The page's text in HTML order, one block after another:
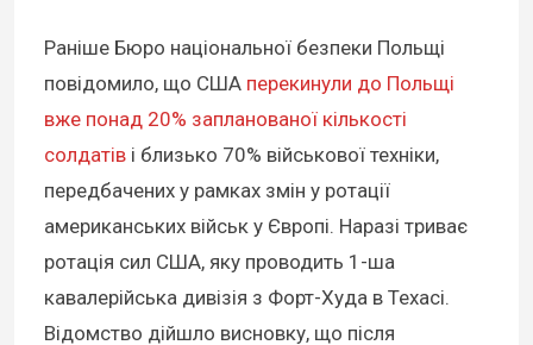
Раніше Бюро національної безпеки Польщі
повідомило, що США перекинули до Польщі
вже понад 20% запланованої кількості
солдатів і близько 70% військової техніки,
передбачених у рамках змін у ротації
американських військ у Європі. Наразі триває
ротація сил США, яку проводить 1-ша
кавалерійська дивізія з Форт-Худа в Техасі.
Відомство дійшло висновку, що після